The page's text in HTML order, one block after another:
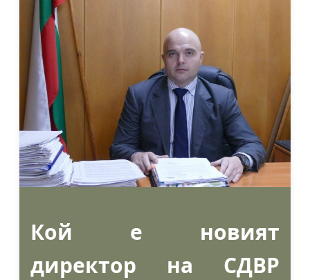
Кой е новият
директор на СДВР